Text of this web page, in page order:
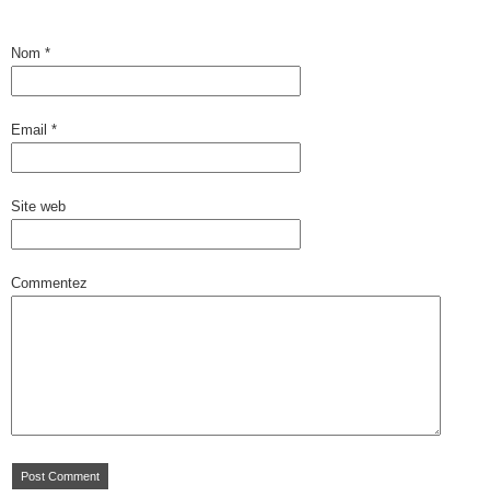
Nom *
Email *
Site web
Commentez